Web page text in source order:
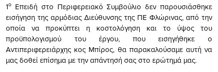
1ο Επειδή στο Περιφερειακό Συμβούλιο δεν παρουσιάσθηκε
εισήγηση της αρμόδιας Διεύθυνσης της ΠΕ Φλώρινας, από την
οποία να προκύπτει η κοστολόγηση και το ύψος του
προϋπολογισμού του έργου, που εισηγήθηκε ο
Αντιπεριφερειάρχης κος Μπίρος, θα παρακαλούσαμε αυτή να
μας δοθεί επίσημα με την απάντησή σας στο ερώτημά μας.